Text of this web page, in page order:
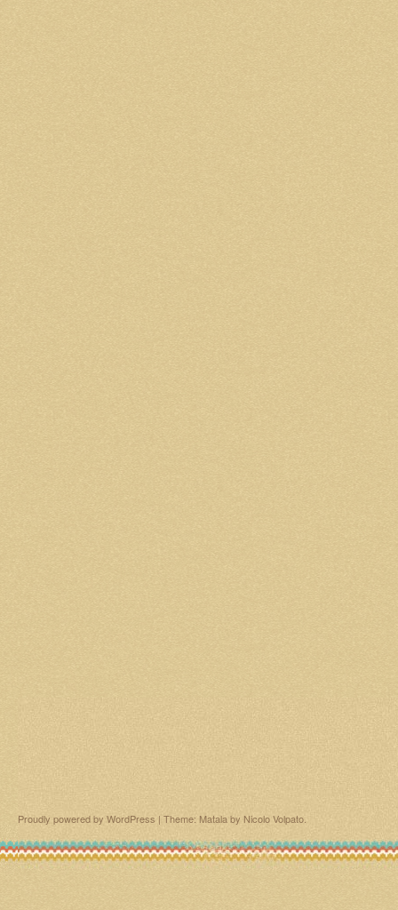
Proudly powered by WordPress | Theme: Matala by Nicolo Volpato